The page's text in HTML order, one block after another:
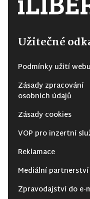
Užitečné
Podmínky užití webu
Zásady zpracování
osobních údajů
Zásady cookies
VOP pro inzertní
Reklamace
Mediální partnerství
Zpravodajství do e-